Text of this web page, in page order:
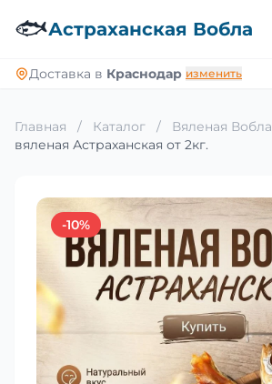
🐟Астраханская Вобла
Доставка в Краснодар изменить
Главная / Каталог / Вяленая Вобла
вяленая Астраханская от 2кг.
-10%